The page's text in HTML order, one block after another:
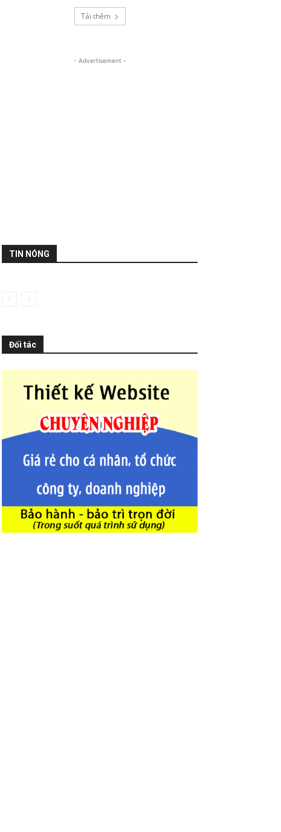
Tải thêm
- Advertisement -
TIN NÓNG
Đối tác